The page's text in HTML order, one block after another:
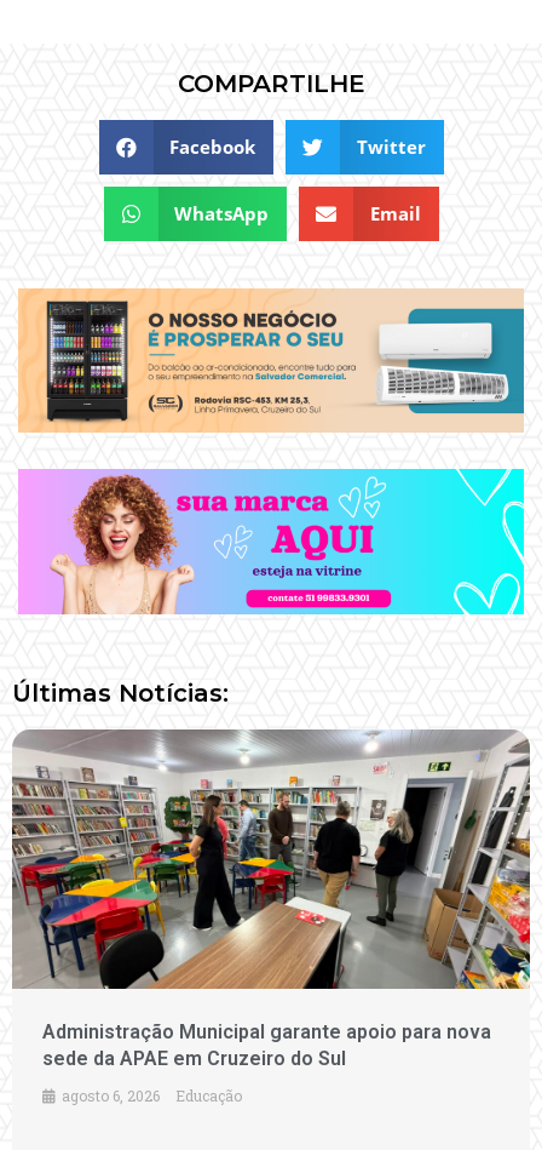
COMPARTILHE
Facebook Twitter
WhatsApp Email
Últimas Notícias:
Administração Municipal garante apoio para nova
sede da APAE em Cruzeiro do Sul
agosto 6, 2026 Educação